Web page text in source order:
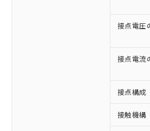
接点電圧
接点電流
接点構成
接触機構